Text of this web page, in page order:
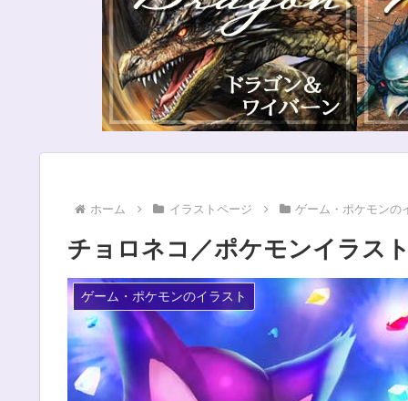
ホーム イラストページ ゲーム・ポケモンの
チョロネコ／ポケモンイラス
ゲーム・ポケモンのイラスト